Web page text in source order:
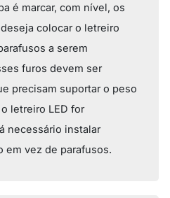
é marcar, com nível, os
colocar o letreiro
a serem
furos devem ser
precisam suportar o peso
letreiro LED for
necessário instalar
em vez de parafusos.